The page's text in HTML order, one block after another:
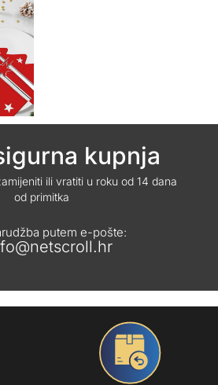
kupnja
ili vratiti u roku od 14 dana
od primitka
putem e-pošte: